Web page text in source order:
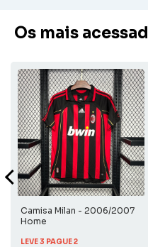
Os mais
Camisa Milan - 2006/2007
Home
LEVE 3 PAGUE 2